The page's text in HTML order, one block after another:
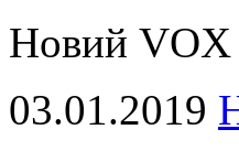
Новий VOX
03.01.2019